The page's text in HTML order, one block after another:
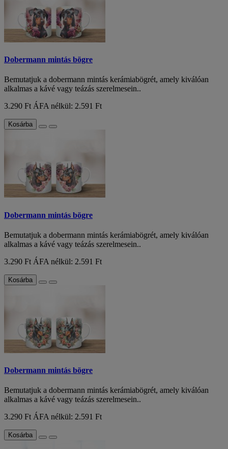
Dobermann mintás bögre
Bemutatjuk a dobermann mintás kerámiabögrét, amely kiválóan
alkalmas a kávé vagy teázás szerelmesein..
3.290 Ft ÁFA nélkül: 2.591 Ft
Kosárba
Dobermann mintás bögre
Bemutatjuk a dobermann mintás kerámiabögrét, amely kiválóan
alkalmas a kávé vagy teázás szerelmesein..
3.290 Ft ÁFA nélkül: 2.591 Ft
Kosárba
Dobermann mintás bögre
Bemutatjuk a dobermann mintás kerámiabögrét, amely kiválóan
alkalmas a kávé vagy teázás szerelmesein..
3.290 Ft ÁFA nélkül: 2.591 Ft
Kosárba